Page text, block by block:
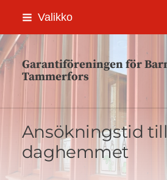
Siirry
sisältöön
Valikko
Garantiföreningen för
Tammerfors
Ansökningstid till
daghemmet